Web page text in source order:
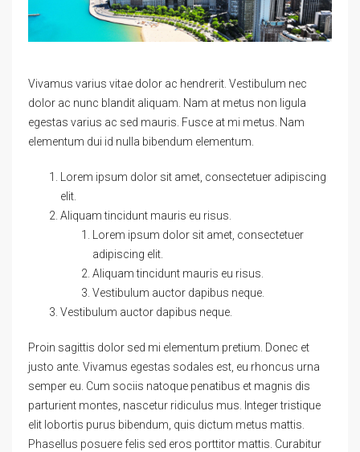
Vivamus varius vitae dolor ac hendrerit. Vestibulum nec
dolor ac nunc blandit aliquam. Nam at metus non ligula
egestas varius ac sed mauris. Fusce at mi metus. Nam
elementum dui id nulla bibendum elementum.
Lorem ipsum dolor sit amet, consectetuer adipiscing
elit.
Aliquam tincidunt mauris eu risus.
Lorem ipsum dolor sit amet, consectetuer
adipiscing elit.
Aliquam tincidunt mauris eu risus.
Vestibulum auctor dapibus neque.
Vestibulum auctor dapibus neque.
Proin sagittis dolor sed mi elementum pretium. Donec et
justo ante. Vivamus egestas sodales est, eu rhoncus urna
semper eu. Cum sociis natoque penatibus et magnis dis
parturient montes, nascetur ridiculus mus. Integer tristique
elit lobortis purus bibendum, quis dictum metus mattis.
Phasellus posuere felis sed eros porttitor mattis. Curabitur